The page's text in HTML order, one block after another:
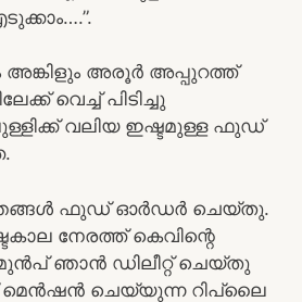
അരൂർ അപ്പുറത്ത്
വെച്ച് പിടിച്ചു
വലിയ ഇഷ്ടമുള്ള ഫുഡ്
ഞങ്ങൾ ഫുഡ് ഓർഡർ ചെയ്തു.
നേരത്ത് കെവിന്റെ
മുൻപ് ഞാൻ ഡിലീറ്റ് ചെയ്തു
മെൻഷൻ ചെയ്യുന്ന റിപ്ലൈ